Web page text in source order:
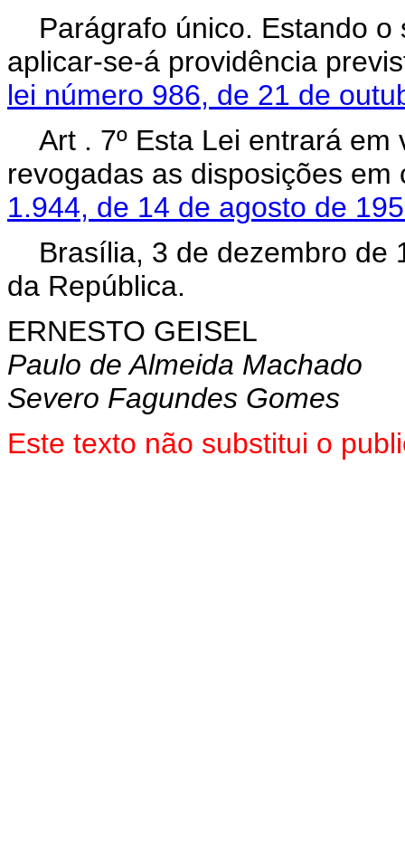
Parágrafo único. Estando
aplicar-se-á providência
lei número 986, de 21 de
Art . 7º Esta Lei entrará
revogadas as disposições
1.944, de 14 de agosto de
Brasília, 3 de dezembro de
da República.
ERNESTO GEISEL
Paulo de Almeida Machado
Severo Fagundes Gomes
Este texto não substitui o